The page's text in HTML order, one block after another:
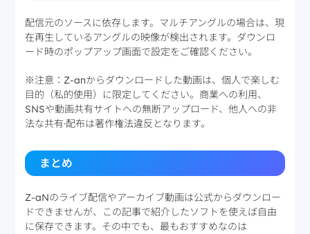
配信元のソースに依存します。マルチアングルの場合は、現
在再生しているアングルの映像が検出されます。ダウンロ
ード時のポップアップ画面で設定をご確認ください。
※注意：Z-anからダウンロードした動画は、個人で楽しむ
目的（私的使用） に限定 してください。商業への利用、
SNSや動画共有サイトへの無断アップロード、他人への非
法な共有·配布は著作権法違反 となります。
まとめ
Z-aNのライブ配信やアーカイブ動画は公式からダウンロー
ドできませんが、この記事で紹介したソフトを使えば自由
に保存できます。その中でも、最もおすすめなのは